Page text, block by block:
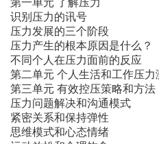
识别压力的讯号
压力发展的三个阶段
压力产生的根本原因是什么？
不同个人在压力面前的反应
第二单元 个人生活和工作压力
第三单元 有效控压策略和方法
压力问题解决和沟通模式
紧密关系和保持弹性
思维模式和心态情绪